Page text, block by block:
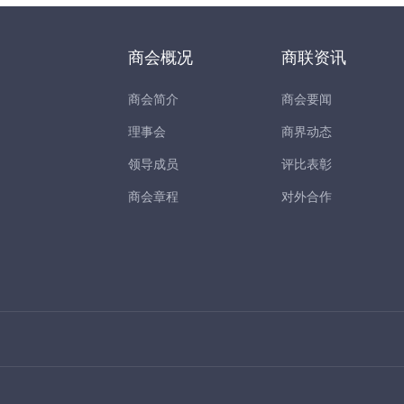
商会概况
商会简介
理事会
领导成员
商会章程
商联资讯
商会要闻
商界动态
评比表彰
对外合作